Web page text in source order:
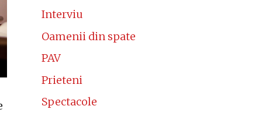
Interviu
Oamenii din spate
PAV
Prieteni
Spectacole